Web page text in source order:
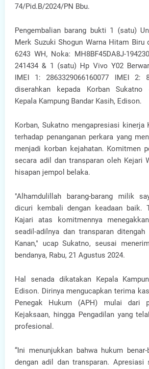
74/Pid.B/2024/PN Bbu.
Pengembalian barang bukti 1 (satu)
Merk Suzuki Shogun Warna Hitam Biru
6243 WH, Noka: MH8BF45DA8J-
241434 & 1 (satu) Hp Vivo Y02
IMEI 1: 2863329066160077 IMEI 2:
diserahkan kepada Korban Sukatno
Kepala Kampung Bandar Kasih, Edison.
Korban, Sukatno mengapresiasi kinerja
terhadap penanganan perkara yang
menjadi korban kejahatan. Komitmen
secara adil dan transparan oleh Kejari
hisapan jempol belaka.
"Alhamdulillah barang-barang milik
dicuri kembali dengan keadaan baik.
Kajari atas komitmennya
seadil-adilnya dan transparan ditengah
Kanan," ucap Sukatno, seusai
bendanya, Rabu, 21 Agustus 2024.
Hal senada dikatakan Kepala
Edison. Dirinya mengucapkan terima
Penegak Hukum (APH) mulai dari
Kejaksaan, hingga Pengadilan yang
profesional.
“Ini menunjukkan bahwa hukum
dengan adil dan transparan. Apresiasi